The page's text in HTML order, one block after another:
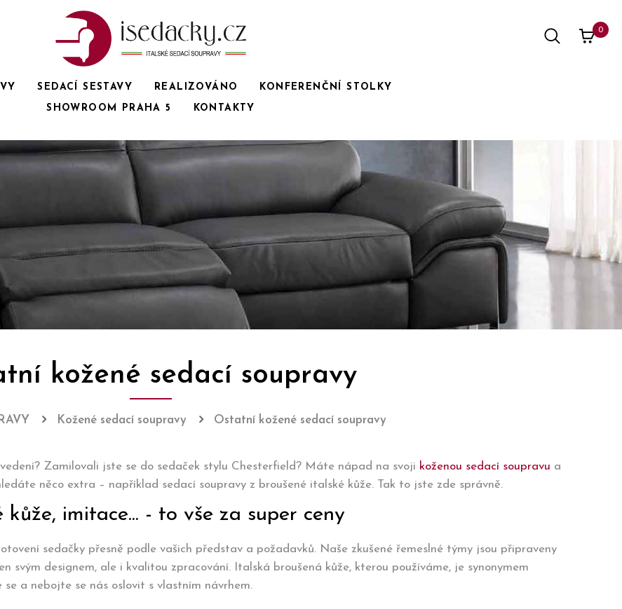
SEDACÍ SESTAVY REALIZOVÁNO
KONFERENČNÍ STOLKY
SHOWROOM PRAHA 5
KONTAKTY
0
kožené sedací soupravy
Kožené sedací soupravy Ostatní kožené sedací soupravy
Zamilovali jste se do sedaček stylu Chesterfield? Máte nápad na svoji koženou sedací soupravu a
něco extra – například sedací soupravy z broušené italské kůže. Tak to jste zde správně.
imitace... - to vše za super ceny
sedačky přesně podle vašich představ a požadavků. Naše zkušené řemeslné týmy jsou připraveny
svým designem, ale i kvalitou zpracování. Italská broušená kůže, kterou používáme, je synonymem
a nebojte se nás oslovit s vlastním návrhem.